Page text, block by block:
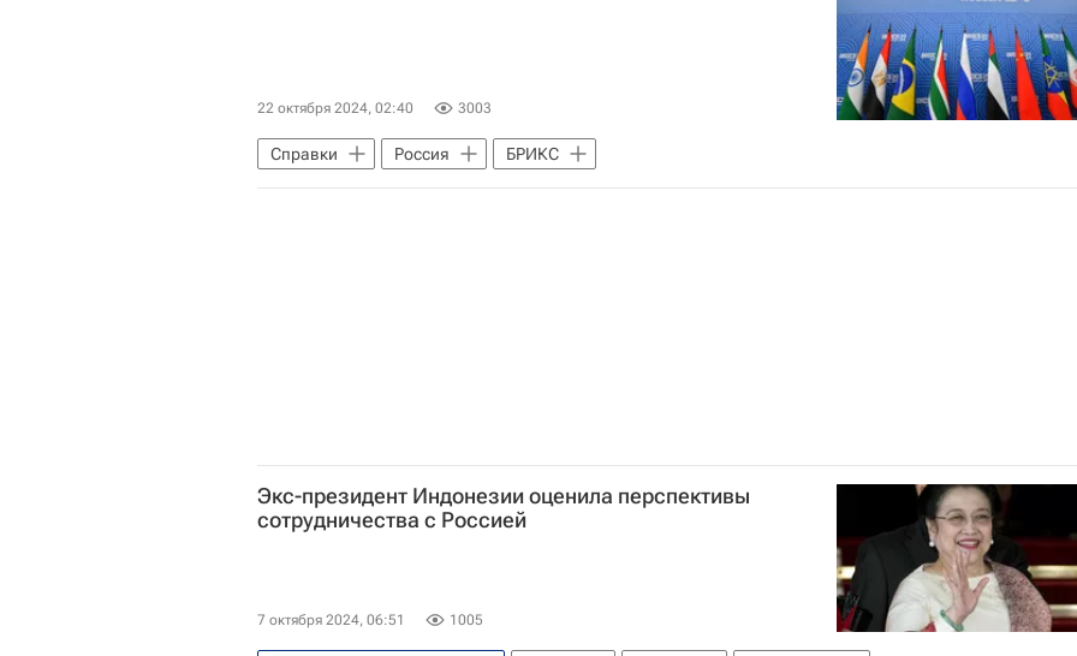
22 октября 2024, 02:40 3003
Справки Россия БРИКС
Экс-президент Индонезии оценила перспективы
сотрудничества с Россией
7 октября 2024, 06:51 1005